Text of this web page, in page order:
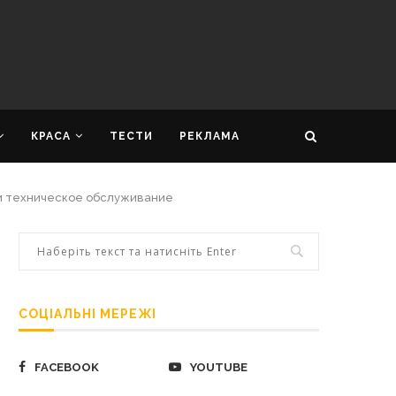
КРАСА ТЕСТИ РЕКЛАМА
техническое обслуживание
СОЦІАЛЬНІ МЕРЕЖІ
FACEBOOK YOUTUBE